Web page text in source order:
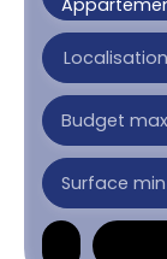
Localisation
Budget
Surface